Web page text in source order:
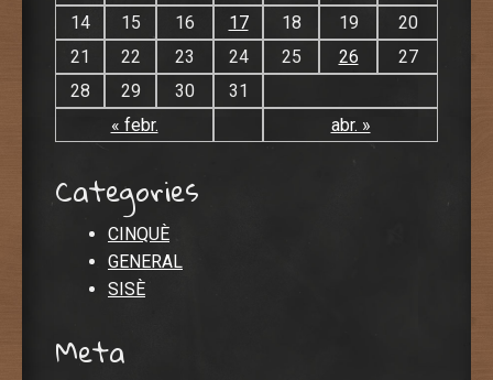
« febr. abr. »
14
15 16 17 18 19
20
21
22 23 24 25 26
27
28
29 30 31
Categories
CINQUÈ
GENERAL
SISÈ
Meta